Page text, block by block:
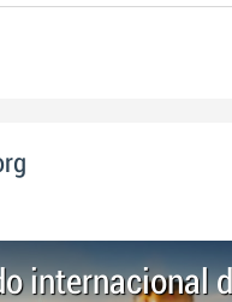
internacional